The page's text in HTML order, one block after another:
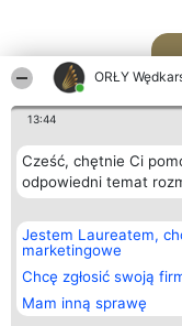
ORŁY
13:44
Cześć, chętnie Ci
odpowiedni temat
Jestem Laureatem,
marketingowe
Chcę zgłosić swoją
Mam inną sprawę
Organizator plebiscytu
Bright Side Solutions sp. z o.
o. sp. k.
ul. Ruska 22
Wrocław 50-079
KRS 0000749100 | Regon
381313360 | NIP 8943132676